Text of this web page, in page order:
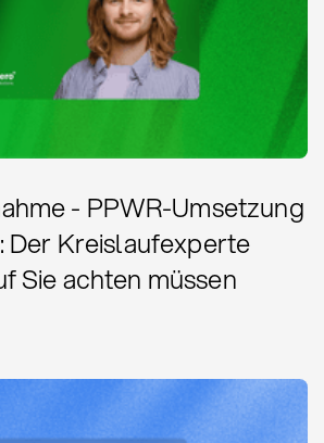
- PPWR-Umsetzung
Der Kreislaufexperte
Sie achten müssen